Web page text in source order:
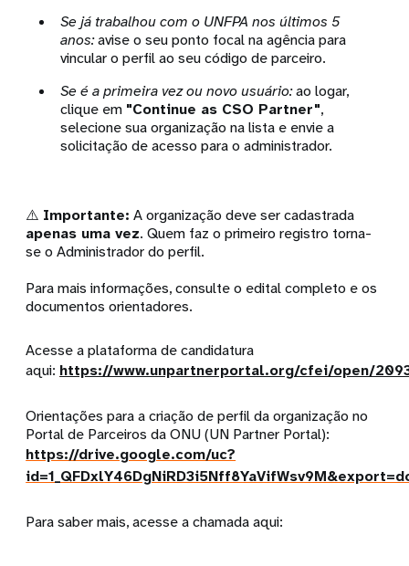
Se já trabalhou com o UNFPA nos últimos 5
anos:avise o seu ponto focal na agência para
vincular o perfil ao seu código de parceiro.
Se é a primeira vez ou novo usuário:ao logar,
clique em "Continue as CSO Partner",
selecione sua organização na lista e envie a
solicitação de acesso para o administrador.
⚠️ Importante: A organização deve ser cadastrada
apenas uma vez. Quem faz o primeiro registro torna-
se o Administrador do perfil.
Para mais informações, consulte o edital completo e os
documentos orientadores.
Acesse a plataforma de candidatura
aqui: https://www.unpartnerportal.org/cfei/open/
Orientações para a criação de perfil da organização no
Portal de Parceiros da ONU (UN Partner Portal):
https://drive.google.com/uc?
Para saber mais, acesse a chamada aqui: